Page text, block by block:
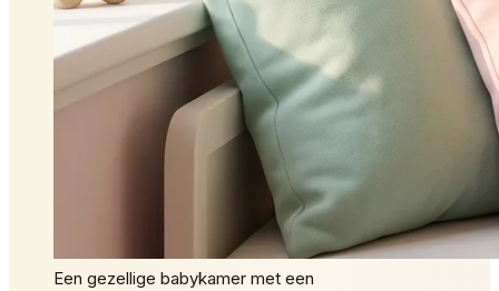
Een gezellige babykamer met een